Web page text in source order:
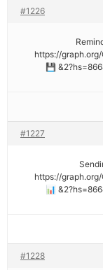
#1226
💾
https://
#1227
📊
https://
#1228